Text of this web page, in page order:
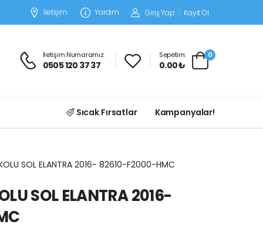
İletişim Yardım Giriş Yap / Kayıt Ol
İletişim Numaramız:
0505 120 37 37
Sepetim:
0.00 ₺
0
Sıcak Fırsatlar Kampanyalar!
SOL ELANTRA 2016- 82610-F2000-HMC
SOL ELANTRA 2016-